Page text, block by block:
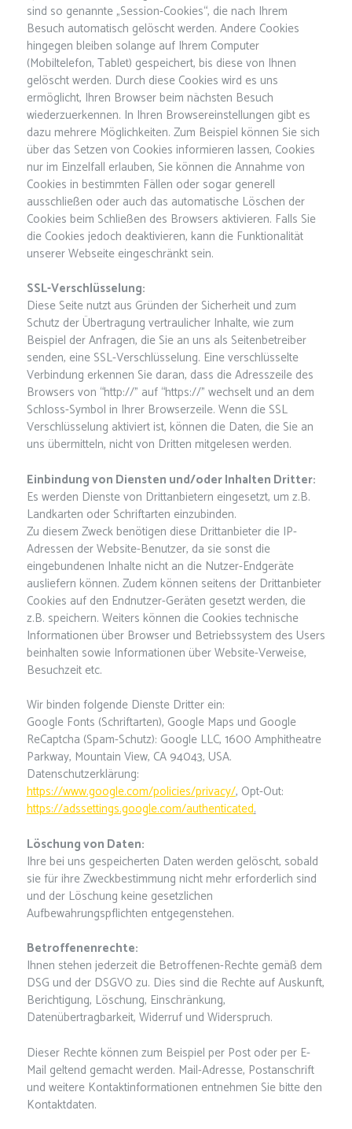
sind so genannte „Session-Cookies“, die nach Ihrem
Besuch automatisch gelöscht werden. Andere Cookies
hingegen bleiben solange auf Ihrem Computer
(Mobiltelefon, Tablet) gespeichert, bis diese von Ihnen
gelöscht werden. Durch diese Cookies wird es uns
ermöglicht, Ihren Browser beim nächsten Besuch
wiederzuerkennen. In Ihren Browsereinstellungen gibt es
dazu mehrere Möglichkeiten. Zum Beispiel können Sie sich
über das Setzen von Cookies informieren lassen, Cookies
nur im Einzelfall erlauben, Sie können die Annahme von
Cookies in bestimmten Fällen oder sogar generell
ausschließen oder auch das automatische Löschen der
Cookies beim Schließen des Browsers aktivieren. Falls Sie
die Cookies jedoch deaktivieren, kann die Funktionalität
unserer Webseite eingeschränkt sein.
SSL-Verschlüsselung:
Diese Seite nutzt aus Gründen der Sicherheit und zum
Schutz der Übertragung vertraulicher Inhalte, wie zum
Beispiel der Anfragen, die Sie an uns als Seitenbetreiber
senden, eine SSL-Verschlüsselung. Eine verschlüsselte
Verbindung erkennen Sie daran, dass die Adresszeile des
Browsers von “http://” auf “https://” wechselt und an dem
Schloss-Symbol in Ihrer Browserzeile. Wenn die SSL
Verschlüsselung aktiviert ist, können die Daten, die Sie an
uns übermitteln, nicht von Dritten mitgelesen werden.
Einbindung von Diensten und/oder Inhalten Dritter:
Es werden Dienste von Drittanbietern eingesetzt, um z.B.
Landkarten oder Schriftarten einzubinden.
Zu diesem Zweck benötigen diese Drittanbieter die IP-
Adressen der Website-Benutzer, da sie sonst die
eingebundenen Inhalte nicht an die Nutzer-Endgeräte
ausliefern können. Zudem können seitens der Drittanbieter
Cookies auf den Endnutzer-Geräten gesetzt werden, die
z.B. speichern. Weiters können die Cookies technische
Informationen über Browser und Betriebssystem des Users
beinhalten sowie Informationen über Website-Verweise,
Besuchzeit etc.
Wir binden folgende Dienste Dritter ein:
Google Fonts (Schriftarten), Google Maps und Google
ReCaptcha (Spam-Schutz): Google LLC, 1600 Amphitheatre
Parkway, Mountain View, CA 94043, USA.
Datenschutzerklärung:
https://www.google.com/policies/privacy/, Opt-Out:
https://adssettings.google.com/authenticated.
Löschung von Daten:
Ihre bei uns gespeicherten Daten werden gelöscht, sobald
sie für ihre Zweckbestimmung nicht mehr erforderlich sind
und der Löschung keine gesetzlichen
Aufbewahrungspflichten entgegenstehen.
Betroffenenrechte:
Ihnen stehen jederzeit die Betroffenen-Rechte gemäß dem
DSG und der DSGVO zu. Dies sind die Rechte auf Auskunft,
Berichtigung, Löschung, Einschränkung,
Datenübertragbarkeit, Widerruf und Widerspruch.
Dieser Rechte können zum Beispiel per Post oder per E-
Mail geltend gemacht werden. Mail-Adresse, Postanschrift
und weitere Kontaktinformationen entnehmen Sie bitte den
Kontaktdaten.